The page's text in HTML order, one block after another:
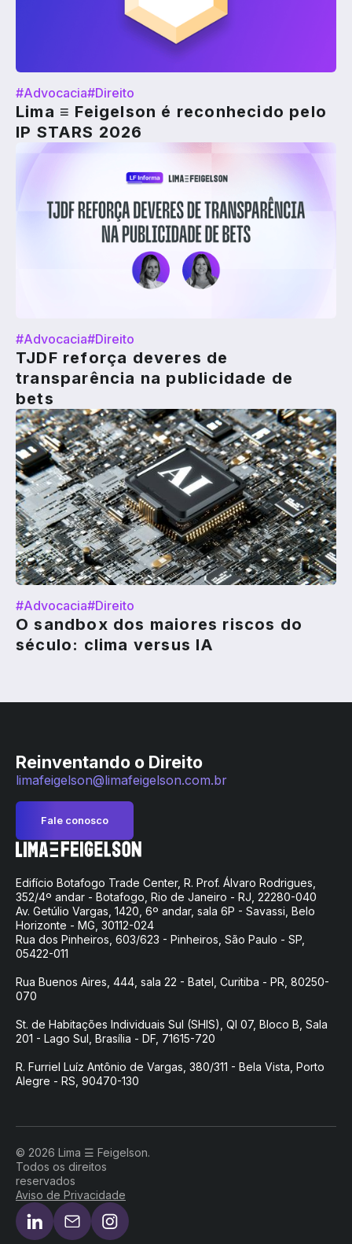
#Advocacia#Direito
Lima ≡ Feigelson é reconhecido pelo
IP STARS 2026
#Advocacia#Direito
TJDF reforça deveres de
transparência na publicidade de
bets
#Advocacia#Direito
O sandbox dos maiores riscos do
século: clima versus IA
Reinventando o Direito
limafeigelson@limafeigelson.com.br
Fale conosco
Edifício Botafogo Trade Center, R. Prof. Álvaro Rodrigues,
352/4º andar - Botafogo, Rio de Janeiro - RJ, 22280-040
Av. Getúlio Vargas, 1420, 6º andar, sala 6P - Savassi, Belo
Horizonte - MG, 30112-024
Rua dos Pinheiros, 603/623 - Pinheiros, São Paulo - SP,
05422-011
Rua Buenos Aires, 444, sala 22 - Batel, Curitiba - PR, 80250-
070
St. de Habitações Individuais Sul (SHIS), QI 07, Bloco B, Sala
201 - Lago Sul, Brasília - DF, 71615-720
R. Furriel Luíz Antônio de Vargas, 380/311 - Bela Vista, Porto
Alegre - RS, 90470-130
© 2026 Lima ☰ Feigelson.
Todos os direitos
reservados
Aviso de Privacidade